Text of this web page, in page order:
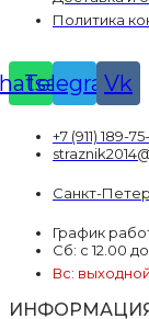
Политика
Telegram
Vk
+7 (911) 189-
Санкт-
График
Сб: с 12.00 до
Вс: выходной